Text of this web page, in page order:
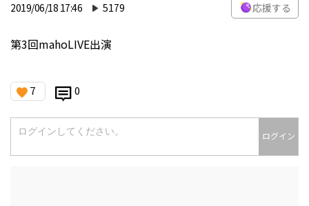
2019/06/18 17:46 5179 応援する
第3回mahoLIVE出演
7 0
ログイン